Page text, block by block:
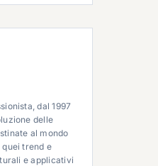
dal 1997
delle
al mondo
trend e
e applicativi